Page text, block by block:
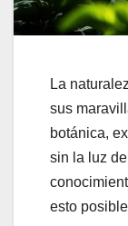
La
sus
botánica,
sin la luz
esto